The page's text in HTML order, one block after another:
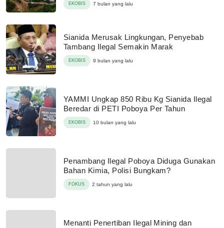
EKOBIS 7 bulan yang lalu
Sianida Merusak Lingkungan, Penyebab
Tambang Ilegal Semakin Marak
EKOBIS 9 bulan yang lalu
YAMMI Ungkap 850 Ribu Kg Sianida Ilegal
Beredar di PETI Poboya Per Tahun
EKOBIS 10 bulan yang lalu
Penambang Ilegal Poboya Diduga Gunakan
Bahan Kimia, Polisi Bungkam?
FOKUS 2 tahun yang lalu
Menanti Penertiban Ilegal Mining dan